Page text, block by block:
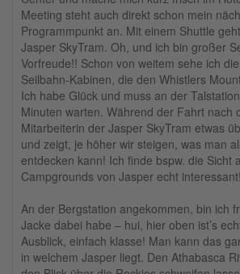
Meeting steht auch direkt schon mein
Programmpunkt an. Mit einem Shuttle
Jasper SkyTram. Oh, und ich bin großer
Vorfreude!! Schon von weitem sehe ich
Seilbahn-Kabinen, die den Whistlers
Ich habe Glück und muss an der
Minuten warten. Während der Fahrt nach
Mitarbeiterin der Jasper SkyTram etwas
und zeigt, je höher wir steigen, was man
entdecken kann! Ich finde bspw. die Sicht
Campgrounds von Jasper echt interessant!
An der Bergstation angekommen, bin ich
Jacke dabei habe – hui, hier oben ist’s
Ausblick, einfach klasse! Man kann das
in welchem Jasper liegt. Den Athabasca